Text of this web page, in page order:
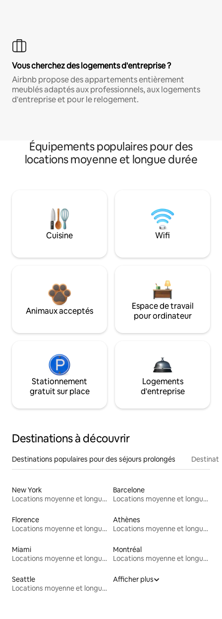
Vous cherchez des logements d'entreprise ?
Airbnb propose des appartements entièrement
meublés adaptés aux professionnels, aux logements
d'entreprise et pour le relogement.
Équipements populaires pour des
locations moyenne et longue durée
Cuisine Wifi
Animaux acceptés
Espace de travail
pour ordinateur
Stationnement
gratuit sur place
Logements
d'entreprise
Destinations à découvrir
Destinations populaires pour des séjours prolongés
New York
Locations moyenne et longue durée
Barcelone
Locations moyenne et longue durée
Florence
Locations moyenne et longue durée
Athènes
Locations moyenne et longue durée
Miami
Locations moyenne et longue durée
Montréal
Locations moyenne et longue durée
Seattle
Locations moyenne et longue durée
Afficher plus